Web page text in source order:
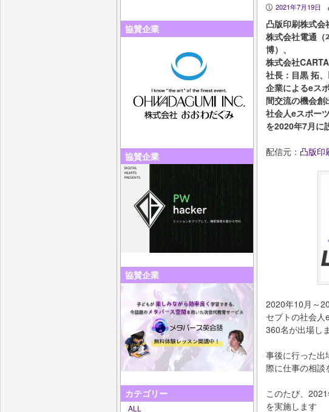
協賛企業
協賛企業
協賛企業
カテゴリー
ALL
P 2021年7月19日
凸版印刷株式会
株式会社電通（
博）、
株式会社
社長：目黒 拓、
企業によるeス
間交流の機会創
社会人eスポー
を2020年7月に
配信元： 凸版印
2020年10月～
セプトの社会
360名が出場し
事後に行った出
際に仕事の相談
このたび、
を実施します